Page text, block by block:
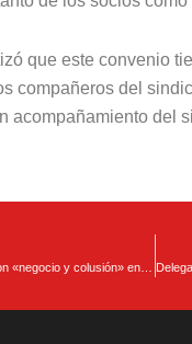
que este convenio
compañeros del
acompañamiento del